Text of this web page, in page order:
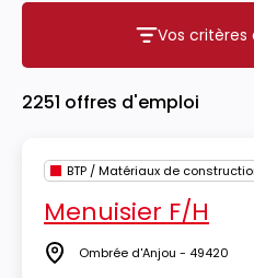
Vos
2251 offres d'emploi
Menuisier F/H
Lieu Ombrée d'Anjou - 49420